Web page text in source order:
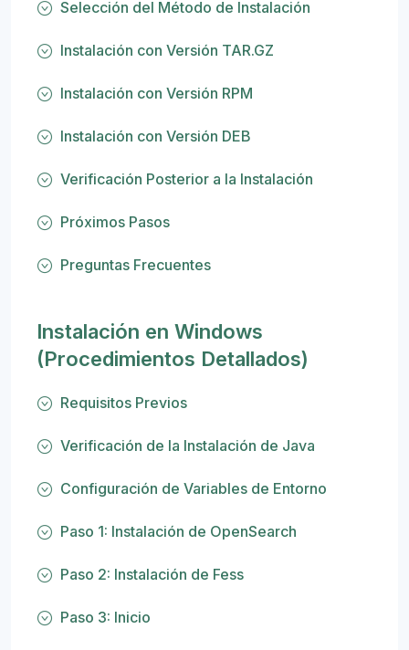
Selección del Método de Instalación
Instalación con Versión TAR.GZ
Instalación con Versión RPM
Instalación con Versión DEB
Verificación Posterior a la Instalación
Próximos Pasos
Preguntas Frecuentes
Instalación en Windows
(Procedimientos Detallados)
Requisitos Previos
Verificación de la Instalación de Java
Configuración de Variables de Entorno
Paso 1: Instalación de OpenSearch
Paso 2: Instalación de Fess
Paso 3: Inicio